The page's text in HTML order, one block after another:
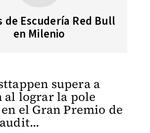
de Escudería Red Bull
en Milenio
supera a
al lograr la pole
el Gran Premio de